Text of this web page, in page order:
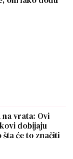
vrata: Ovi
dobijaju
će to značiti